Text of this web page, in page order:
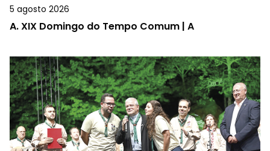
5 agosto 2026
A.XIX Domingo do Tempo Comum | A